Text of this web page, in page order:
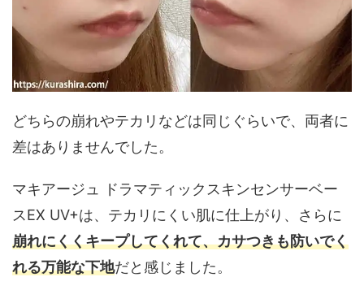
どちらの崩れやテカリなどは同じぐらいで、両者に
差はありませんでした。
マキアージュ ドラマティックスキンセンサーベー
スEX UV+は、テカリにくい肌に仕上がり、さらに
崩れにくくキープしてくれて、カサつきも防いでく
れる万能な下地だと感じました。